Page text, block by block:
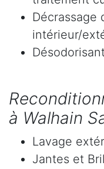
Décrassage
intérieur/
à Walhain
Lavage
Jantes et